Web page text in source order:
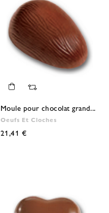
Moule pour chocolat grand...
Oeufs Et Cloches
21,41 €